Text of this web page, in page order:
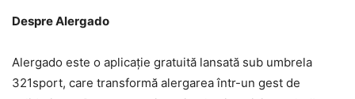
Despre Alergado
Alergado este o aplicație gratuită lansată sub umbrela
321sport, care transformă alergarea într-un gest de